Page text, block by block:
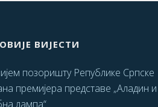
ВИЈЕСТИ
позоришту Републике Српске
премијера представе „Аладин и
лампа“